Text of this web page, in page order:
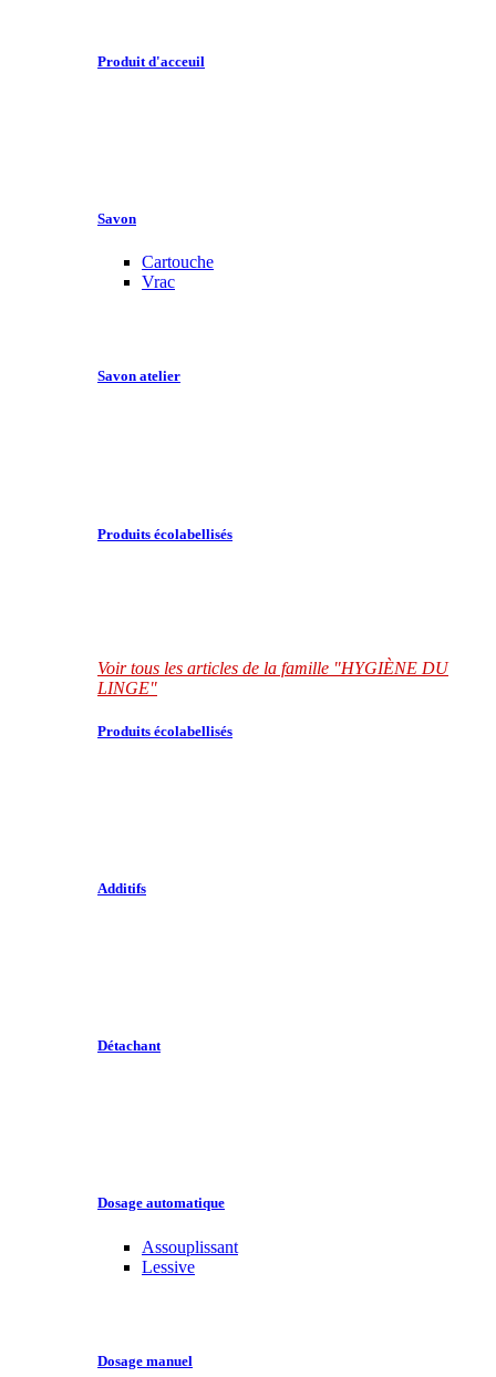
Produit d'acceuil
Savon
Cartouche
Vrac
Savon atelier
Produits écolabellisés
Voir tous les articles de la famille "HYGIÈNE DU
LINGE"
Produits écolabellisés
Additifs
Détachant
Dosage automatique
Assouplissant
Lessive
Dosage manuel